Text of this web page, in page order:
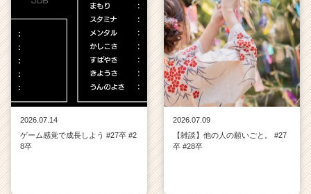
2026.07.14
ゲーム感覚で成長しよう #27卒 #2
8卒
2026.07.09
【雑談】他の人の願いごと。 #27
卒 #28卒